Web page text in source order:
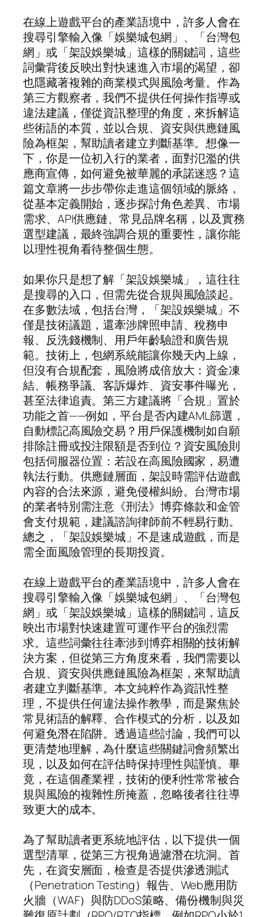
在線上遊戲平台的產業語境中，許多人會在
搜尋引擎輸入像「娛樂城包網」、「台灣包
網」或「架設娛樂城」這樣的關鍵詞，這些
詞彙背後反映出對快速進入市場的渴望，卻
也隱藏著複雜的商業模式與風險考量。作為
第三方觀察者，我們不提供任何操作指導或
違法建議，僅從資訊整理的角度，來拆解這
些術語的本質，並以合規、資安與供應鏈風
險為框架，幫助讀者建立判斷基準。想像一
下，你是一位初入行的業者，面對氾濫的供
應商宣傳，如何避免被華麗的承諾迷惑？這
篇文章將一步步帶你走進這個領域的脈絡，
從基本定義開始，逐步探討角色差異、市場
需求、API供應鏈、常見品牌名稱，以及實務
選型建議，最終強調合規的重要性，讓你能
以理性視角看待整個生態。
如果你只是想了解「架設娛樂城」，這往往
是搜尋的入口，但需先從合規與風險談起。
在多數法域，包括台灣，「架設娛樂城」不
僅是技術議題，還牽涉牌照申請、稅務申
報、反洗錢機制、用戶年齡驗證和廣告規
範。技術上，包網系統能讓你幾天內上線，
但沒有合規配套，風險將成倍放大：資金凍
結、帳務爭議、客訴爆炸、資安事件曝光，
甚至法律追責。第三方建議將「合規」置於
功能之首——例如，平台是否內建AML篩選，
自動標記高風險交易？用戶保護機制如自願
排除註冊或投注限額是否到位？資安風險則
包括伺服器位置：若設在高風險國家，易遭
執法行動。供應鏈層面，架設時需評估遊戲
內容的合法來源，避免侵權糾紛。台灣市場
的業者特別需注意《刑法》博弈條款和金管
會支付規範，建議諮詢律師前不輕易行動。
總之，「架設娛樂城」不是速成遊戲，而是
需全面風險管理的長期投資。
在線上遊戲平台的產業語境中，許多人會在
搜尋引擎輸入像「娛樂城包網」、「台灣包
網」或「架設娛樂城」這樣的關鍵詞，這反
映出市場對快速建置可運作平台的強烈需
求。這些詞彙往往牽涉到博弈相關的技術解
決方案，但從第三方角度來看，我們需要以
合規、資安與供應鏈風險為框架，來幫助讀
者建立判斷基準。本文純粹作為資訊性整
理，不提供任何違法操作教學，而是聚焦於
常見術語的解釋、合作模式的分析，以及如
何避免潛在陷阱。透過這些討論，我們可以
更清楚地理解，為什麼這些關鍵詞會頻繁出
現，以及如何在評估時保持理性與謹慎。畢
竟，在這個產業裡，技術的便利性常常被合
規與風險的複雜性所掩蓋，忽略後者往往導
致更大的成本。
為了幫助讀者更系統地評估，以下提供一個
選型清單，從第三方視角過濾潛在坑洞。首
先，在資安層面，檢查是否提供滲透測試
（Penetration Testing）報告、Web應用防
火牆（WAF）與防DDoS策略、備份機制與災